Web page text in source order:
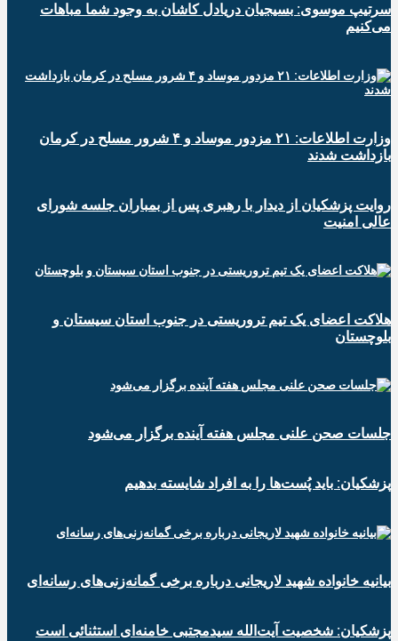
سرتیپ موسوی: بسیجیان دریادل کاشان به وجود شما مباهات
می‌کنیم
وزارت اطلاعات: ۲۱ مزدور موساد و ۴ شرور مسلح در کرمان
بازداشت شدند
روایت پزشکیان از دیدار با رهبری پس از بمباران جلسه شورای
عالی امنیت
هلاکت اعضای یک تیم تروریستی در جنوب استان سیستان و
بلوچستان
جلسات صحن علنی مجلس هفته آینده برگزار می‌شود
پزشکیان: باید پُست‌ها را به افراد شایسته بدهیم
بیانیه خانواده شهید لاریجانی درباره برخی گمانه‌زنی‌های رسانه‌ای
پزشکیان: شخصیت آیت‌الله سیدمجتبی خامنه‌ای استثنائی است